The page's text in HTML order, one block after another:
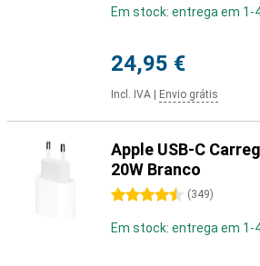
Em stock: entrega em 1-
24,95 €
Incl. IVA Envio grátis
Apple USB-C
20W Branco
4.5 estrelas (349)
Em stock: entrega em 1-